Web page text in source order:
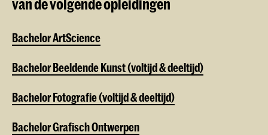
Bachelor ArtScience
Bachelor Beeldende Kunst (voltijd & deeltijd)
Bachelor Fotografie (voltijd & deeltijd)
Bachelor Grafisch Ontwerpen